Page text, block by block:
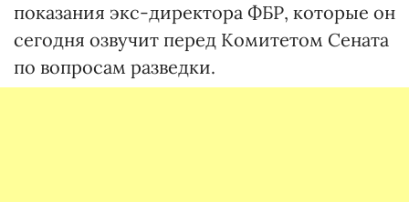
показания экс-директора ФБР, которые он
сегодня озвучит перед Комитетом Сената
по вопросам разведки.